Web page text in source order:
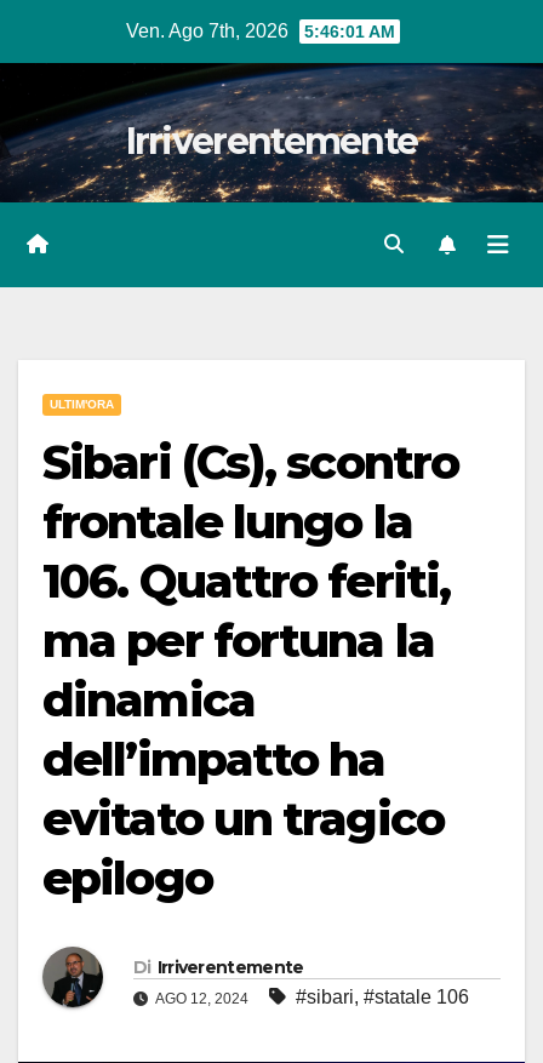
Ven. Ago 7th, 2026 5:46:03 AM
Irriverentemente
ULTIM'ORA
Sibari (Cs), scontro
frontale lungo la
106. Quattro feriti,
ma per fortuna la
dinamica
dell’impatto ha
evitato un tragico
epilogo
Di Irriverentemente
AGO 12, 2024 #sibari, #statale 106